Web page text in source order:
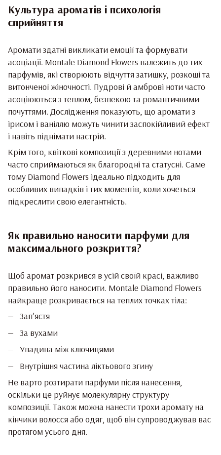
Культура ароматів і психологія
сприйняття
Аромати здатні викликати емоції та формувати
асоціації. Montale Diamond Flowers належить до тих
парфумів, які створюють відчуття затишку, розкоші та
витонченої жіночності. Пудрові й амброві ноти часто
асоціюються з теплом, безпекою та романтичними
почуттями. Дослідження показують, що аромати з
ірисом і ваніллю можуть чинити заспокійливий ефект
і навіть піднімати настрій.
Крім того, квіткові композиції з деревними нотами
часто сприймаються як благородні та статусні. Саме
тому Diamond Flowers ідеально підходить для
особливих випадків і тих моментів, коли хочеться
підкреслити свою елегантність.
Як правильно наносити парфуми для
максимального розкриття?
Щоб аромат розкрився в усій своїй красі, важливо
правильно його наносити. Montale Diamond Flowers
найкраще розкривається на теплих точках тіла:
Зап’ястя
За вухами
Упадина між ключицями
Внутрішня частина ліктьового згину
Не варто розтирати парфуми після нанесення,
оскільки це руйнує молекулярну структуру
композиції. Також можна нанести трохи аромату на
кінчики волосся або одяг, щоб він супроводжував вас
протягом усього дня.